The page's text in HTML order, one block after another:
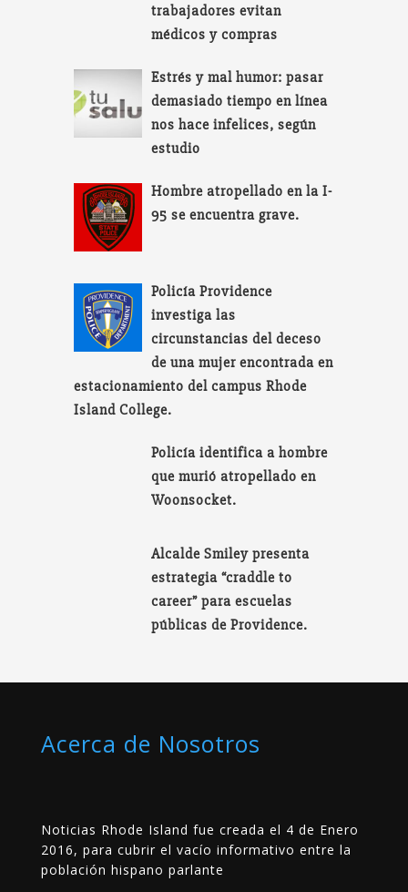
trabajadores evitan
médicos y compras
Estrés y mal humor: pasar
demasiado tiempo en línea
nos hace infelices, según
estudio
Hombre atropellado en la I-
95 se encuentra grave.
Policía Providence
investiga las
circunstancias del deceso
de una mujer encontrada en
estacionamiento del campus Rhode
Island College.
Policía identifica a hombre
que murió atropellado en
Woonsocket.
Alcalde Smiley presenta
estrategia “craddle to
career” para escuelas
públicas de Providence.
Acerca de Nosotros
Noticias Rhode Island fue creada el 4 de Enero
2016, para cubrir el vacío informativo entre la
población hispano parlante